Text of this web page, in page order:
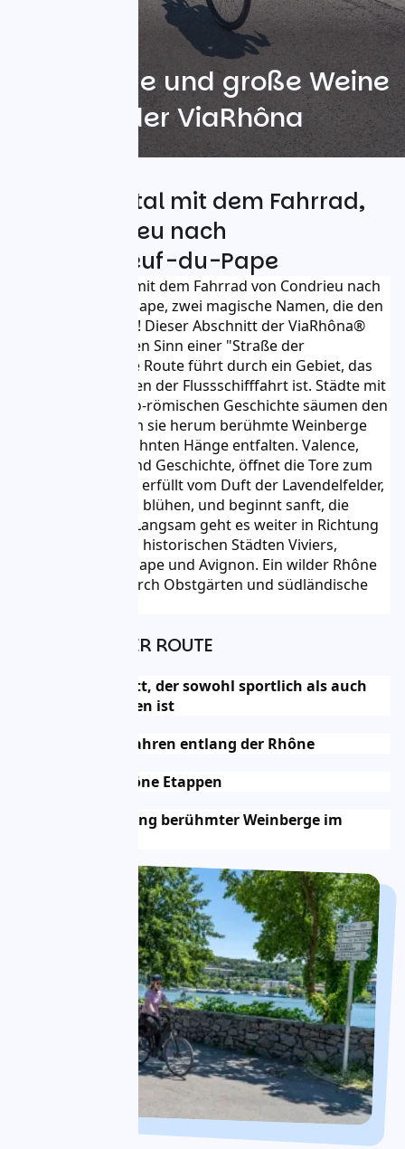
Weinberge und große Weine
entlang der ViaRhôna
Das Rhonetal mit dem Fahrrad,
von Condrieu nach
Châteauneuf-du-Pape
Begeben Sie sich mit dem Fahrrad von Condrieu nach
Châteauneuf-du-Pape, zwei magische Namen, die den
Gaumen erfreuen! Dieser Abschnitt der ViaRhôna®
gibt ihr den wahren Sinn einer "Straße der
Zivilisationen". Die Route führt durch ein Gebiet, das
reich an Zeugnissen der Flussschifffahrt ist. Städte mit
einer reichen gallo-römischen Geschichte säumen den
Fluss, während um sie herum berühmte Weinberge
ihre sonnenverwöhnten Hänge entfalten. Valence,
Stadt der Kunst und Geschichte, öffnet die Tore zum
Süden. Die Luft ist erfüllt vom Duft der Lavendelfelder,
die im Juni und Juli blühen, und beginnt sanft, die
Nasen zu kitzeln. Langsam geht es weiter in Richtung
Provence und den historischen Städten Viviers,
Châteauneuf-du-Pape und Avignon. Ein wilder Rhône
schlängelt sich durch Obstgärten und südländische
VORTEILE IHRER ROUTE
Ein Abschnitt, der sowohl sportlich als auch
naturbezogen ist
4 Tage Radfahren entlang der Rhône
Wunderschöne Etappen
Durchquerung berühmter Weinberge im